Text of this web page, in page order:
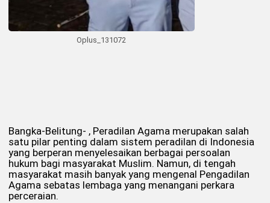
Oplus_131072
Bangka-Belitung- , Peradilan Agama merupakan salah
satu pilar penting dalam sistem peradilan di Indonesia
yang berperan menyelesaikan berbagai persoalan
hukum bagi masyarakat Muslim. Namun, di tengah
masyarakat masih banyak yang mengenal Pengadilan
Agama sebatas lembaga yang menangani perkara
perceraian.